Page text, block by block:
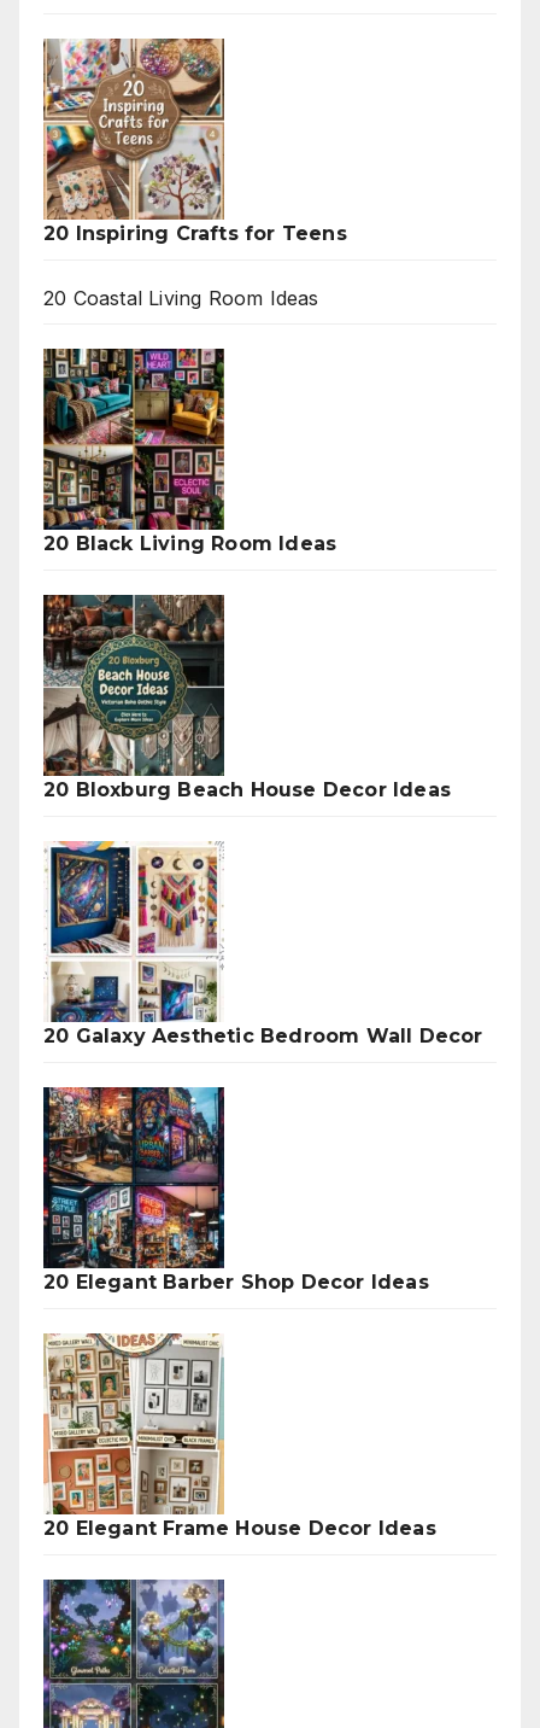
20 Inspiring Crafts for Teens
20 Coastal Living Room Ideas
20 Black Living Room Ideas
20 Bloxburg Beach House Decor Ideas
20 Galaxy Aesthetic Bedroom Wall Decor
20 Elegant Barber Shop Decor Ideas
20 Elegant Frame House Decor Ideas